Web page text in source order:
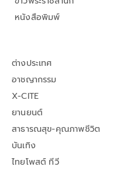
หนังสือพิมพ์
ต่างประเทศ
อาชญากรรม
X-CITE
ยานยนต์
สาธารณสุข-คุณภาพชีวิต
บันเทิง
ไทยโพสต์ ทีวี